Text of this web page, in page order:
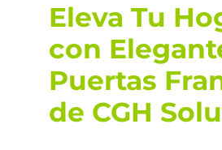
Eleva Tu
con
Puertas
de CGH